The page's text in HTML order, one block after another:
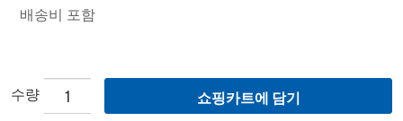
배송비 포함
수량 쇼핑카트에 담기